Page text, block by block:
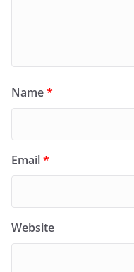
Name*
Email*
Website